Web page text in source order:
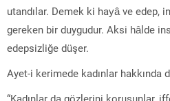
utandılar. Demek ki hayâ ve edep,
gereken bir duygudur. Aksi hâlde
edepsizliğe düşer.
Ayet-i kerimede kadınlar hakkında
“Kadınlar da gözlerini korusunlar,